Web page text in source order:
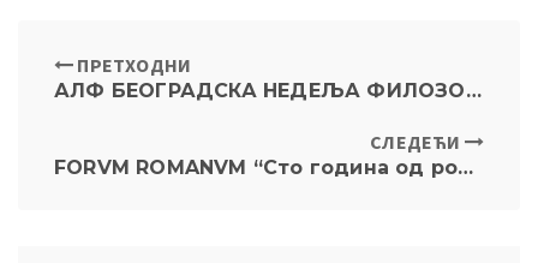
ПРЕТХОДНИ
АЛФ БЕОГРАДСКА НЕДЕЉА ФИЛОЗОФИЈЕ ПРАВА 2025
СЛЕДЕЋИ
FORVM ROMANVM “Сто година од рођења Михаила Ђурића” (1925-2011) среда, 3. децембар 2025, у 19:00 у амф. VI